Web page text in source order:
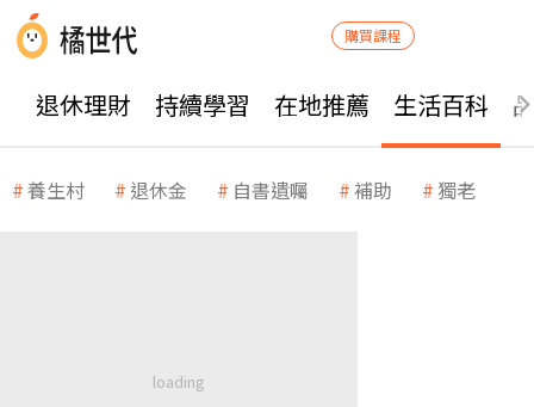
購買課程
退休理財 持續學習 在地推薦 生活百科
養生村 退休金 自書遺囑 補助 獨老